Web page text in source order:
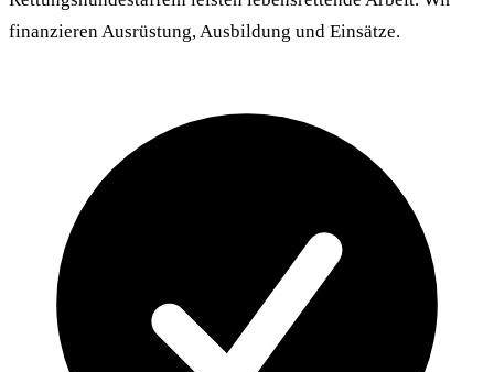
finanzieren Ausrüstung, Ausbildung und Einsätze.